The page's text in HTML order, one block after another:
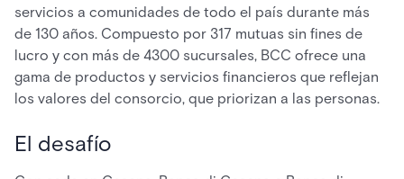
servicios a comunidades de todo el país durante más
de 130 años. Compuesto por 317 mutuas sin fines de
lucro y con más de 4300 sucursales, BCC ofrece una
gama de productos y servicios financieros que reflejan
los valores del consorcio, que priorizan a las personas.
El desafío